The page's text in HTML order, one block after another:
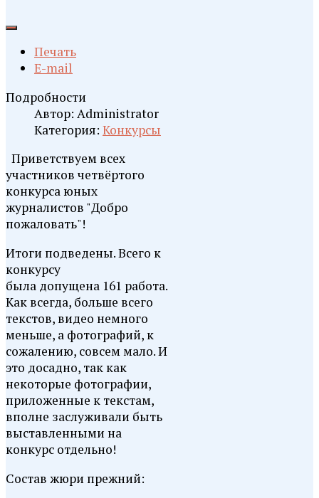
Печать
E-mail
Подробности
Автор: Administrator
Категория: Конкурсы
Приветствуем всех
участников четвёртого
конкурса юных
журналистов "Добро
пожаловать"!
Итоги подведены. Всего к
конкурсу
была допущена 161 работа.
Как всегда, больше всего
текстов, видео немного
меньше, а фотографий, к
сожалению, совсем мало. И
это досадно, так как
некоторые фотографии,
приложенные к текстам,
вполне заслуживали быть
выставленными на
конкурс отдельно!
Состав жюри прежний: